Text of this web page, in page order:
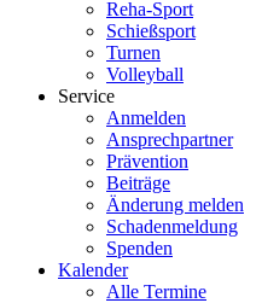
Reha-Sport
Schießsport
Turnen
Volleyball
Service
Anmelden
Ansprechpartner
Prävention
Beiträge
Änderung melden
Schadenmeldung
Spenden
Kalender
Alle Termine